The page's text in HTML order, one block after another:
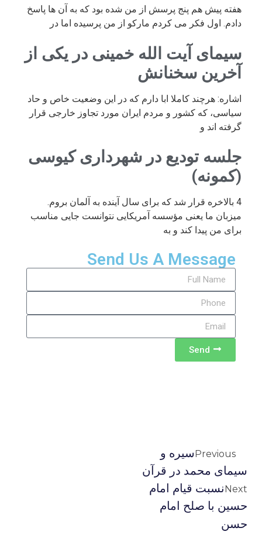
هفته پیش هم پنج پرسش از من شده بود که به آن ها پاسخ
دادم. اول فکر می کردم مارکو از من پرسیده اما در
سیمای آیت الله خمینی در یکی از
آخرین سخنانش
اشاره: هرچند کاملا ابا دارم که در این وضعیت خاص و حاد
سیاسی، که کشور و مردم ایران مورد تجاوز خارجی قرار
گرفته اند و
جلسه تودیع در شهرداری کیوسی
(کمونه)
4 بالاخره قرار شد که برای سال آینده به آلمان بروم.
میزبان ما یعنی مؤسسه آمریکایی نتوانست جایی مناسب
برای من پیدا کند و به
Send Us A Message
Send
Previous سیره و
سیمای محمد در قرآن
Next نسبت قیام امام
حسین با صلح امام
حسن